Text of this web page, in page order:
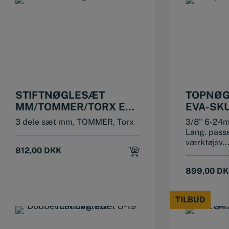
STIFTNØGLESÆT
MM/TOMMER/TORX EVA
1/3
3 dele sæt mm, TOMMER, Torx
812,00 DKK
EVA-
3/8" 6-
Lang.
værktøjsv...
899,00
TILBUD
TILBUD